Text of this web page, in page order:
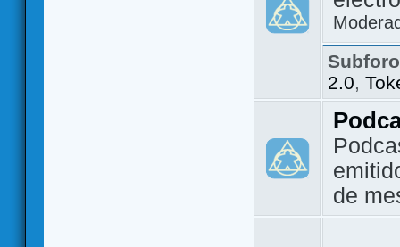
2.0,
de